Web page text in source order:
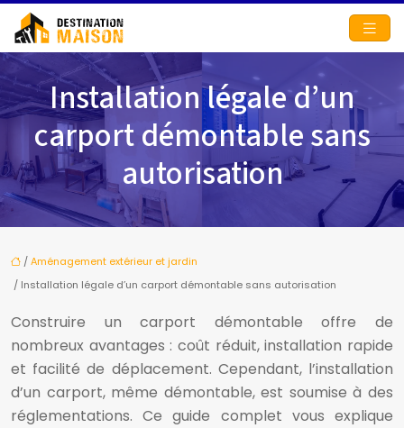
Installation légale d’un
carport démontable sans
autorisation
/Aménagement extérieur et jardin
/ Installation légale d’un carport démontable sans autorisation
Construire un carport démontable offre de
nombreux avantages : coût réduit, installation rapide
et facilité de déplacement. Cependant, l’installation
d’un carport, même démontable, est soumise à des
réglementations. Ce guide complet vous explique